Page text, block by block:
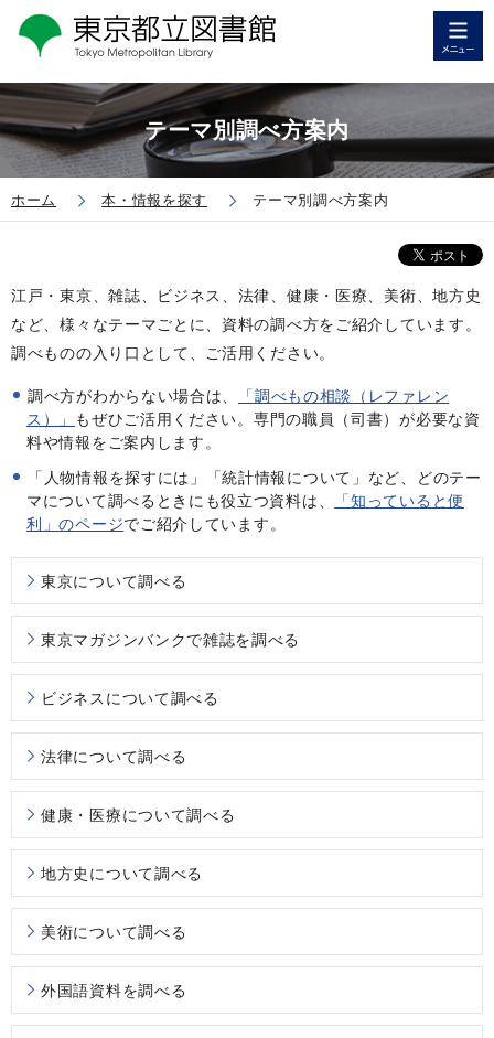
テーマ別調べ方案内
ホーム 本・情報を探す テーマ別調べ方案内
江戸・東京、雑誌、ビジネス、法律、健康・医療、美術、地方史
など、様々なテーマごとに、資料の調べ方をご紹介しています。
調べものの入り口として、ご活用ください。
調べ方がわからない場合は、
「調べもの相談（レファレン
ス）」
もぜひご活用ください。専門の職員（司書）が必要な資
料や情報をご案内します。
「人物情報を探すには」「統計情報について」など、どのテー
マについて調べるときにも役立つ資料は、
「知っていると便
利」のページでご紹介しています。
東京について調べる
東京マガジンバンクで雑誌を調べる
ビジネスについて調べる
法律について調べる
健康・医療について調べる
地方史について調べる
美術について調べる
外国語資料を調べる